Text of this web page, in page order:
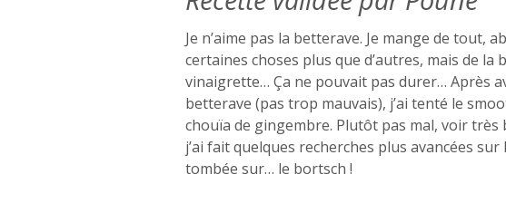
Je n’aime pas la betterave. Je mange de tout,
certaines choses plus que d’autres, mais de la
vinaigrette… Ça ne pouvait pas durer… Après
betterave (pas trop mauvais), j’ai tenté le
chouïa de gingembre. Plutôt pas mal, voir très
j’ai fait quelques recherches plus avancées
tombée sur… le bortsch !